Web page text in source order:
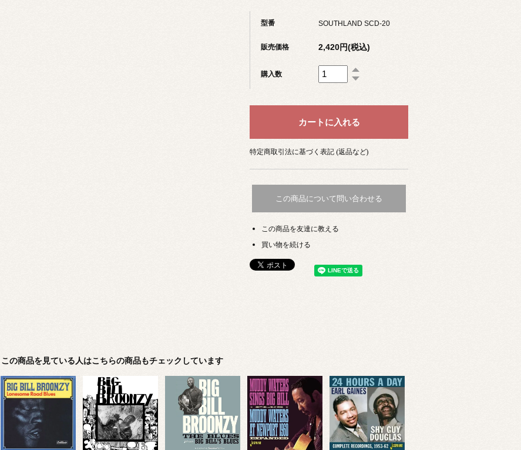
型番 SOUTHLAND SCD-20
販売価格 2,420円(税込)
購入数
特定商取引法に基づく表記 (返品など)
この商品について問い合わせる
この商品を友達に教える
買い物を続ける
この商品を見ている人はこちらの商品もチェックしています